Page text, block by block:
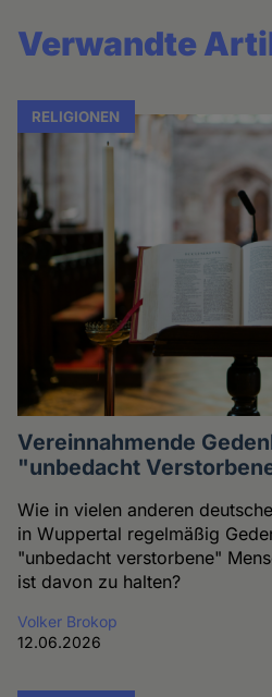
Verwandte
RELIGIONEN
Vereinnahmende
"unbedacht
Wie in vielen anderen
in Wuppertal regelmäßig
"unbedacht verstorbene"
ist davon zu halten?
Volker Brokop
12.06.2026